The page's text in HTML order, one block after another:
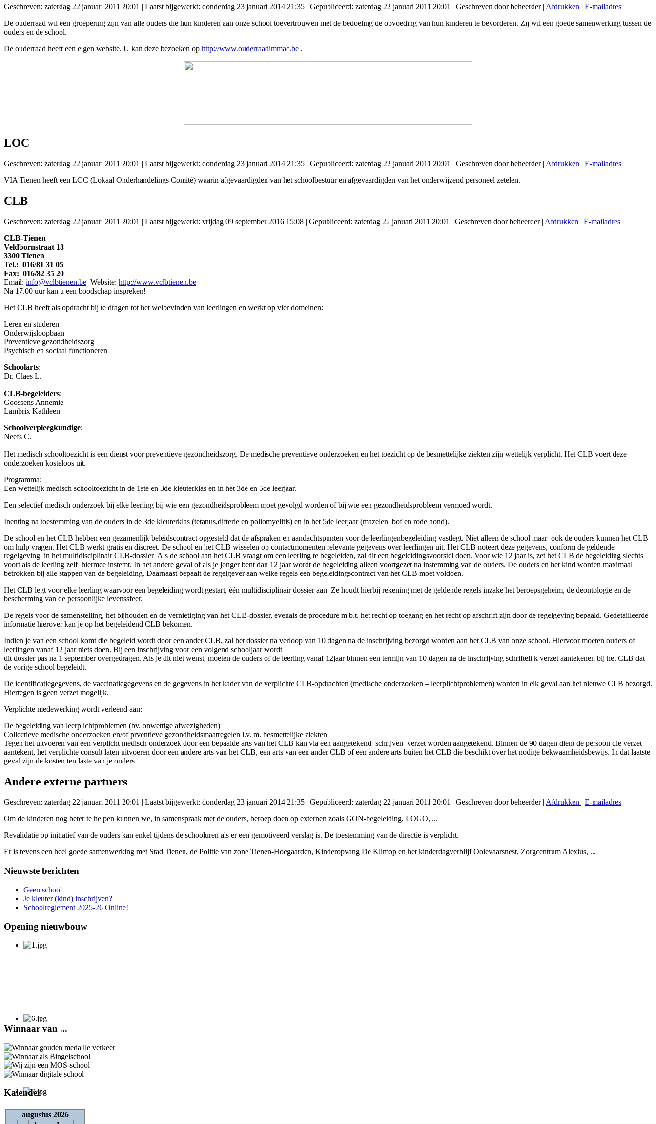
Geschreven: zaterdag 22 januari 2011 20:01 | Laatst bijgewerkt: donderdag 23 januari 2014 21:35 | Gepubliceerd: zaterdag 22 januari 2011 20:01 | Geschreven door beheerder| Afdrukken | E-mailadres
De ouderraad wil een groepering zijn van alle ouders die hun kinderen aan onze school toevertrouwen met de bedoeling de opvoeding van hun kinderen te bevorderen. Zij wil een goede samenwerking tussen de
ouders en de school.
De ouderraad heeft een eigen website. U kan deze bezoeken op http://www.ouderraadimmac.be .
LOC
Geschreven: zaterdag 22 januari 2011 20:01 | Laatst bijgewerkt: donderdag 23 januari 2014 21:35 | Gepubliceerd: zaterdag 22 januari 2011 20:01 | Geschreven door beheerder| Afdrukken | E-mailadres
VIA Tienen heeft een LOC (Lokaal Onderhandelings Comité) waarin afgevaardigden van het schoolbestuur en afgevaardigden van het onderwijzend personeel zetelen.
CLB
Geschreven: zaterdag 22 januari 2011 20:01 | Laatst bijgewerkt: vrijdag 09 september 2016 15:08 | Gepubliceerd: zaterdag 22 januari 2011 20:01 | Geschreven door beheerder| Afdrukken | E-mailadres
CLB-Tienen
Veldbornstraat 18
3300 Tienen
Tel.: 016/81 31 05
Fax: 016/82 35 20
Email: info@vclbtienen.be Website: http://www.vclbtienen.be
Na 17.00 uur kan u een boodschap inspreken!
Het CLB heeft als opdracht bij te dragen tot het welbevinden van leerlingen en werkt op vier domeinen:
Leren en studeren
Onderwijsloopbaan
Preventieve gezondheidszorg
Psychisch en sociaal functioneren
Schoolarts:
Dr. Claes L.
CLB-begeleiders:
Goossens Annemie
Lambrix Kathleen
Schoolverpleegkundige:
Neefs C.
Het medisch schooltoezicht is een dienst voor preventieve gezondheidszorg. De medische preventieve onderzoeken en het toezicht op de besmettelijke ziekten zijn wettelijk verplicht. Het CLB voert deze
onderzoeken kosteloos uit.
Programma:
Een wettelijk medisch schooltoezicht in de 1ste en 3de kleuterklas en in het 3de en 5de leerjaar.
Een selectief medisch onderzoek bij elke leerling bij wie een gezondheidsprobleem moet gevolgd worden of bij wie een gezondheidsprobleem vermoed wordt.
Inenting na toestemming van de ouders in de 3de kleuterklas (tetanus,difterie en poliomyelitis) en in het 5de leerjaar (mazelen, bof en rode hond).
De school en het CLB hebben een gezamenlijk beleidscontract opgesteld dat de afspraken en aandachtspunten voor de leerlingenbegeleiding vastlegt. Niet alleen de school maar ook de ouders kunnen het CLB
om hulp vragen. Het CLB werkt gratis en discreet. De school en het CLB wisselen op contactmomenten relevante gegevens over leerlingen uit. Het CLB noteert deze gegevens, conform de geldende
regelgeving, in het multidisciplinair CLB-dossier Als de school aan het CLB vraagt om een leerling te begeleiden, zal dit een begeleidingsvoorstel doen. Voor wie 12 jaar is, zet het CLB de begeleiding slechts
voort als de leerling zelf hiermee instemt. In het andere geval of als je jonger bent dan 12 jaar wordt de begeleiding alleen voortgezet na instemming van de ouders. De ouders en het kind worden maximaal
betrokken bij alle stappen van de begeleiding. Daarnaast bepaalt de regelgever aan welke regels een begeleidingscontract van het CLB moet voldoen.
Het CLB legt voor elke leerling waarvoor een begeleiding wordt gestart, één multidisciplinair dossier aan. Ze houdt hierbij rekening met de geldende regels inzake het beroepsgeheim, de deontologie en de
bescherming van de persoonlijke levenssfeer.
De regels voor de samenstelling, het bijhouden en de vernietiging van het CLB-dossier, evenals de procedure m.b.t. het recht op toegang en het recht op afschrift zijn door de regelgeving bepaald. Gedetailleerde
informatie hierover kan je op het begeleidend CLB bekomen.
Indien je van een school komt die begeleid wordt door een ander CLB, zal het dossier na verloop van 10 dagen na de inschrijving bezorgd worden aan het CLB van onze school. Hiervoor moeten ouders of
leerlingen vanaf 12 jaar niets doen. Bij een inschrijving voor een volgend schooljaar wordt
dit dossier pas na 1 september overgedragen. Als je dit niet wenst, moeten de ouders of de leerling vanaf 12jaar binnen een termijn van 10 dagen na de inschrijving schriftelijk verzet aantekenen bij het CLB dat
de vorige school begeleidt.
De identificatiegegevens, de vaccinatiegegevens en de gegevens in het kader van de verplichte CLB-opdrachten (medische onderzoeken – leerplichtproblemen) worden in elk geval aan het nieuwe CLB bezorgd.
Hiertegen is geen verzet mogelijk.
Verplichte medewerking wordt verleend aan:
De begeleiding van leerplichtproblemen (bv. onwettige afwezigheden)
Collectieve medische onderzoeken en/of prventieve gezondheidsmaatregelen i.v. m. besmettelijke ziekten.
Tegen het uitvoeren van een verplicht medisch onderzoek door een bepaalde arts van het CLB kan via een aangetekend schrijven verzet worden aangetekend. Binnen de 90 dagen dient de persoon die verzet
aantekent, het verplichte consult laten uitvoeren door een andere arts van het CLB, een arts van een ander CLB of een andere arts buiten het CLB die beschikt over het nodige bekwaamheidsbewijs. In dat laatste
geval zijn de kosten ten laste van je ouders.
Andere externe partners
Geschreven: zaterdag 22 januari 2011 20:01 | Laatst bijgewerkt: donderdag 23 januari 2014 21:35 | Gepubliceerd: zaterdag 22 januari 2011 20:01 | Geschreven door beheerder| Afdrukken | E-mailadres
Om de kinderen nog beter te helpen kunnen we, in samenspraak met de ouders, beroep doen op externen zoals GON-begeleiding, LOGO, ...
Revalidatie op initiatief van de ouders kan enkel tijdens de schooluren als er een gemotiveerd verslag is. De toestemming van de directie is verplicht.
Er is tevens een heel goede samenwerking met Stad Tienen, de Politie van zone Tienen-Hoegaarden, Kinderopvang De Klimop en het kinderdagverblijf Ooievaarsnest, Zorgcentrum Alexius, ...
Nieuwste berichten
Geen school
Je kleuter (kind) inschrijven?
Schoolreglement 2025-26 Online!
Opening nieuwbouw
Winnaar van ...
Kalender
augustus 2026